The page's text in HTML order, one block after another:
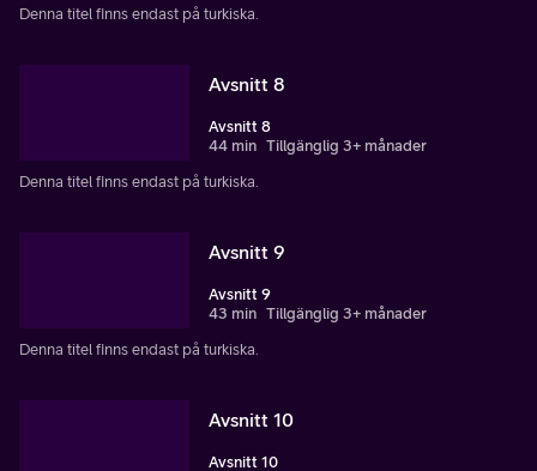
Denna titel finns endast på turkiska.
Avsnitt 8
Avsnitt 8
44 min Tillgänglig 3+ månader
Denna titel finns endast på turkiska.
Avsnitt 9
Avsnitt 9
43 min Tillgänglig 3+ månader
Denna titel finns endast på turkiska.
Avsnitt 10
Avsnitt 10